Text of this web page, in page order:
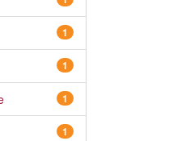
1
1
1
1